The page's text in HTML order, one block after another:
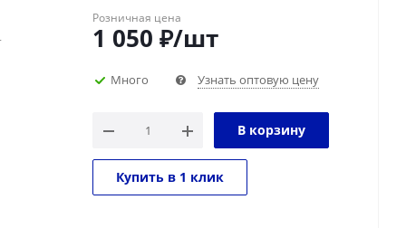
Розничная цена
1 050 ₽/шт
Много Узнать оптовую цену
В корзину
Купить в 1 клик